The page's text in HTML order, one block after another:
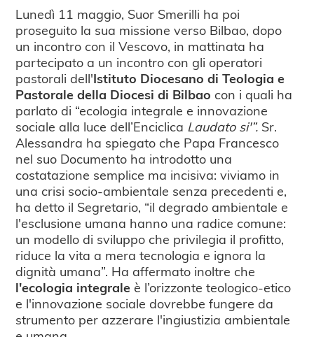
Lunedì 11 maggio, Suor Smerilli ha poi
proseguito la sua missione verso Bilbao, dopo
un incontro con il Vescovo, in mattinata ha
partecipato a un incontro con gli operatori
pastorali dell'Istituto Diocesano di Teologia e
Pastorale della Diocesi di Bilbao con i quali ha
parlato di “ecologia integrale e innovazione
sociale alla luce dell’Enciclica Laudato si'”. Sr.
Alessandra ha spiegato che Papa Francesco
nel suo Documento ha introdotto una
costatazione semplice ma incisiva: viviamo in
una crisi socio-ambientale senza precedenti e,
ha detto il Segretario, “il degrado ambientale e
l'esclusione umana hanno una radice comune:
un modello di sviluppo che privilegia il profitto,
riduce la vita a mera tecnologia e ignora la
dignità umana”. Ha affermato inoltre che
l'ecologia integrale è l’orizzonte teologico-etico
e l'innovazione sociale dovrebbe fungere da
strumento per azzerare l'ingiustizia ambientale